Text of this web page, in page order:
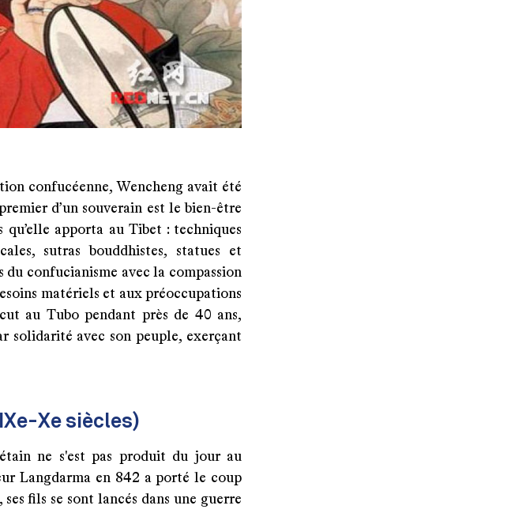
confucéenne, Wencheng avait été
d’un souverain est le bien-être
apporta au Tibet : techniques
sutras bouddhistes, statues et
confucianisme avec la compassion
matériels et aux préoccupations
au Tubo pendant près de 40 ans,
solidarité avec son peuple, exerçant
Xe siècles)
ne s'est pas produit du jour au
Langdarma en 842 a porté le coup
fils se sont lancés dans une guerre